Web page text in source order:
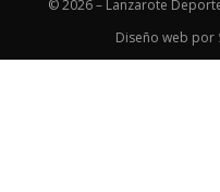
© 2026 – Lanzarote
Diseño web por